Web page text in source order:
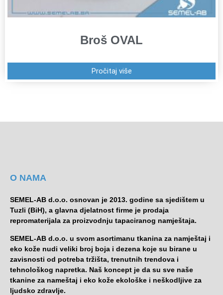
Broš OVAL
Pročitaj više
O NAMA
SEMEL-AB d.o.o. osnovan je 2013. godine sa sjedištem u
Tuzli (BiH), a glavna djelatnost firme je prodaja
repromaterijala za proizvodnju tapaciranog namještaja.
SEMEL-AB d.o.o. u svom asortimanu tkanina za namještaj i
eko kože nudi veliki broj boja i dezena koje su birane u
zavisnosti od potreba tržišta, trenutnih trendova i
tehnološkog napretka. Naš koncept je da su sve naše
tkanine za nameštaj i eko kože ekološke i neškodljive za
ljudsko zdravlje.